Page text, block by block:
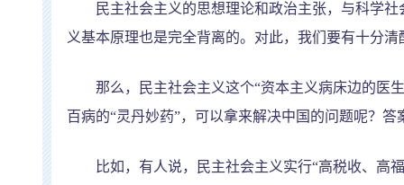
民主社会主义的思想理论和政治主张，与科学社
义基本原理也是完全背离的。对此，我们要有十分清
那么，民主社会主义这个“资本主义病床边的医生
百病的“灵丹妙药”，可以拿来解决中国的问题呢？答
比如，有人说，民主社会主义实行“高税收、高